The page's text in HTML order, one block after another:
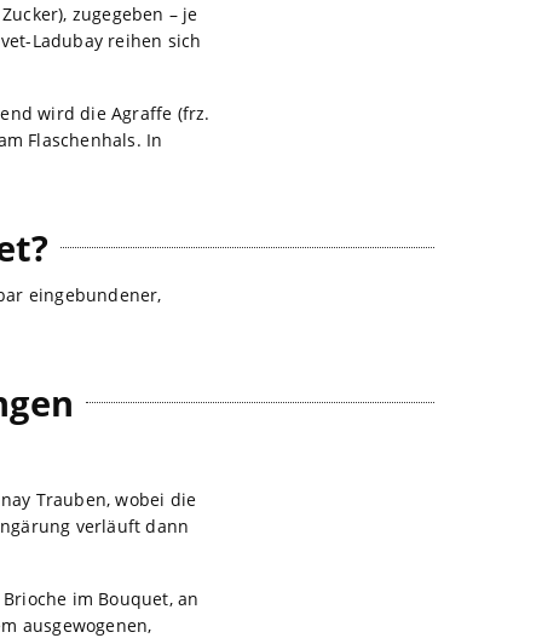
zugegeben – je
Ladubay reihen sich
wird die Agraffe (frz.
Flaschenhals. In
eingebundener,
Trauben, wobei die
verläuft dann
im Bouquet, an
ausgewogenen,